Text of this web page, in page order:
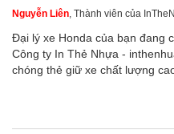
Nguyễn Liên, Thành viên của
Đại lý xe Honda của bạn đang
Công ty In Thẻ Nhựa -
chóng thẻ giữ xe chất lượng